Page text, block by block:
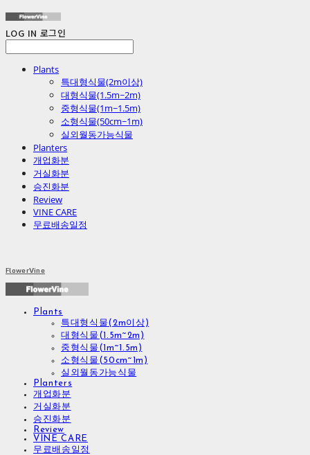
LOG IN 로그인
Plants
특대형식물(2m이상)
대형식물(1.5m~2m)
중형식물(1m~1.5m)
소형식물(50cm~1m)
실외월동가능식물
Planters
개업화분
거실화분
승진화분
Review
VINE CARE
무료배송일정
FlowerVine
Plants
특대형식물(2m이상)
대형식물(1.5m~2m)
중형식물(1m~1.5m)
소형식물(50cm~1m)
실외월동가능식물
Planters
개업화분
거실화분
승진화분
Review
VINE CARE
무료배송일정